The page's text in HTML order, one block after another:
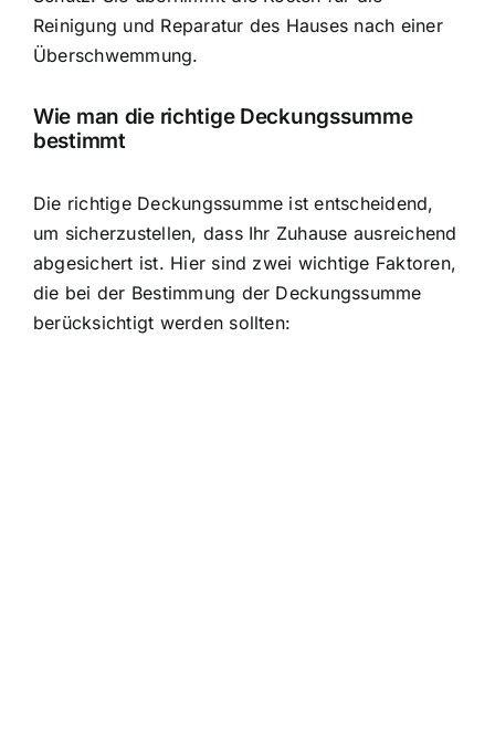
Reinigung und Reparatur des Hauses nach einer
Überschwemmung.
Wie man die richtige Deckungssumme
bestimmt
Die richtige Deckungssumme ist entscheidend,
um sicherzustellen, dass Ihr Zuhause ausreichend
abgesichert ist. Hier sind zwei wichtige Faktoren,
die bei der Bestimmung der Deckungssumme
berücksichtigt werden sollten: